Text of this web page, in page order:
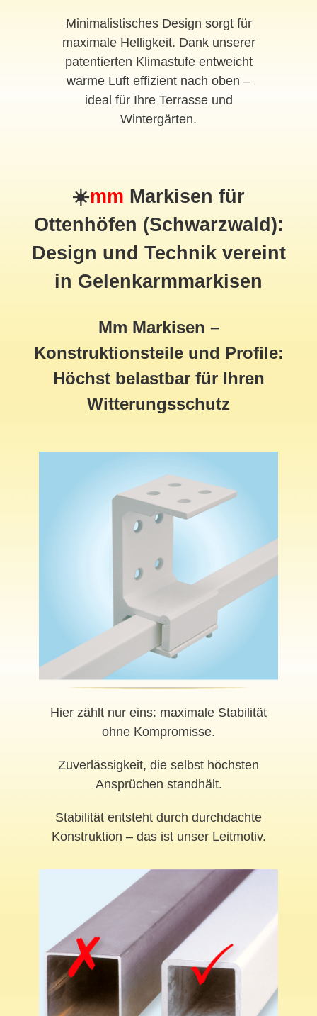
Minimalistisches Design sorgt für
maximale Helligkeit. Dank unserer
patentierten Klimastufe entweicht
warme Luft effizient nach oben –
ideal für Ihre Terrasse und
Wintergärten.
☀️mm Markisen für
Ottenhöfen (Schwarzwald):
Design und Technik vereint
in Gelenkarmmarkisen
Mm Markisen –
Konstruktionsteile und Profile:
Höchst belastbar für Ihren
Witterungsschutz
Hier zählt nur eins: maximale Stabilität
ohne Kompromisse.
Zuverlässigkeit, die selbst höchsten
Ansprüchen standhält.
Stabilität entsteht durch durchdachte
Konstruktion – das ist unser Leitmotiv.